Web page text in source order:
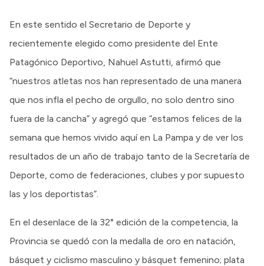
En este sentido el Secretario de Deporte y
recientemente elegido como presidente del Ente
Patagónico Deportivo, Nahuel Astutti, afirmó que
“nuestros atletas nos han representado de una manera
que nos infla el pecho de orgullo, no solo dentro sino
fuera de la cancha” y agregó que “estamos felices de la
semana que hemos vivido aquí en La Pampa y de ver los
resultados de un año de trabajo tanto de la Secretaría de
Deporte, como de federaciones, clubes y por supuesto
las y los deportistas”.
En el desenlace de la 32° edición de la competencia, la
Provincia se quedó con la medalla de oro en natación,
básquet y ciclismo masculino y básquet femenino; plata